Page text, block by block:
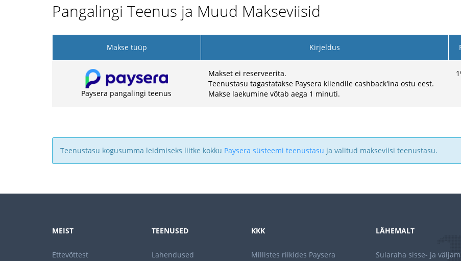
Pangalingi Teenus ja Muud Makseviisid
Makse tüüp Kirjeldus
Paysera pangalingi teenus
Makset ei reserveerita.
Teenustasu tagastatakse Paysera kliendile cashback'ina ostu eest.
Makse laekumine võtab aega 1 minuti.
1
Teenustasu kogusumma leidmiseks liitke kokku Paysera süsteemi teenustasu ja valitud makseviisi teenustasu.
MEIST
Ettevõttest
TEENUSED
Lahendused
KKK
Millistes riikides Paysera
LÄHEMALT
Sularaha sisse- ja